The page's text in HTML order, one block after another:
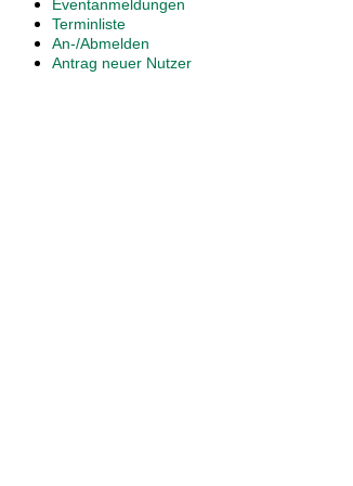
Eventanmeldungen
Terminliste
An-/Abmelden
Antrag neuer Nutzer